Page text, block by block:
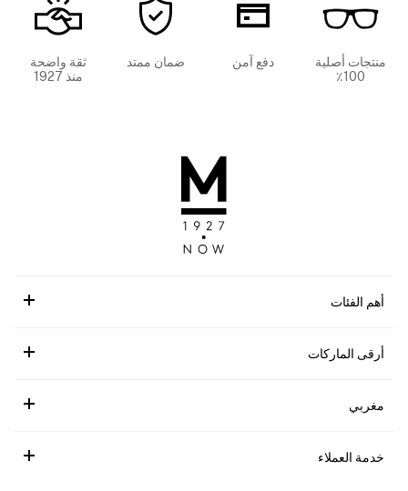
منتجات أصلية
100٪
دفع آمن ضمان ممتد
ثقة واضحة
منذ 1927
أهم الفئات
أرقى الماركات
مغربي
خدمة العملاء